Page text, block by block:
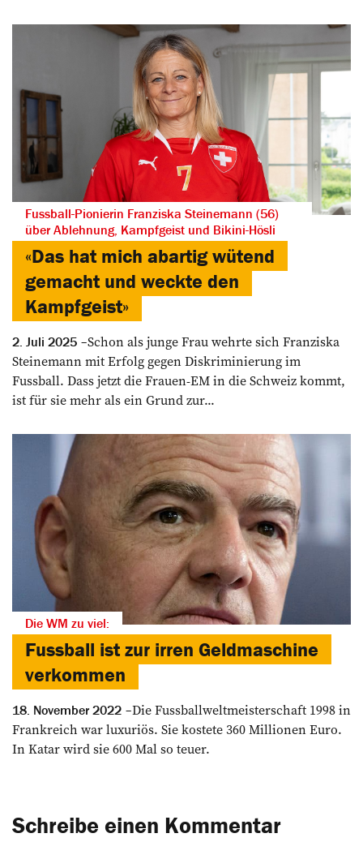
Fussball-Pionierin Franziska Steinemann (56)
über Ablehnung, Kampfgeist und Bikini-Hösli
«Das hat mich abartig wütend
gemacht und weckte den
Kampfgeist»
2. Juli 2025
Schon als junge Frau wehrte sich Franziska
Steinemann mit Erfolg gegen Diskriminierung im
Fussball. Dass jetzt die Frauen-EM in die Schweiz kommt,
ist für sie mehr als ein Grund zur...
Die WM zu viel:
Fussball ist zur irren Geldmaschine
verkommen
18. November 2022
Die Fussballweltmeisterschaft 1998 in
Frankreich war luxuriös. Sie kostete 360 Millionen Euro.
In Katar wird sie 600 Mal so teuer.
Schreibe einen Kommentar